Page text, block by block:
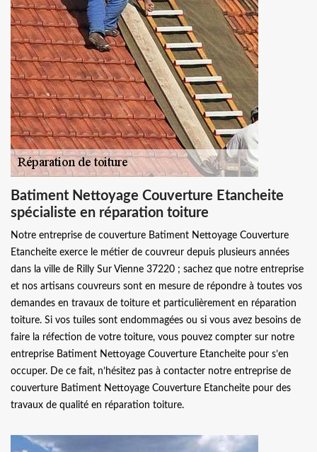
Batiment Nettoyage Couverture Etancheite
spécialiste en réparation toiture
Notre entreprise de couverture Batiment Nettoyage Couverture
Etancheite exerce le métier de couvreur depuis plusieurs années
dans la ville de Rilly Sur Vienne 37220 ; sachez que notre entreprise
et nos artisans couvreurs sont en mesure de répondre à toutes vos
demandes en travaux de toiture et particulièrement en réparation
toiture. Si vos tuiles sont endommagées ou si vous avez besoins de
faire la réfection de votre toiture, vous pouvez compter sur notre
entreprise Batiment Nettoyage Couverture Etancheite pour s’en
occuper. De ce fait, n’hésitez pas à contacter notre entreprise de
couverture Batiment Nettoyage Couverture Etancheite pour des
travaux de qualité en réparation toiture.